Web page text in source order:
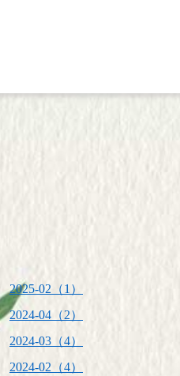
2025-02（1）
2024-04（2）
2024-03（4）
2024-02（4）